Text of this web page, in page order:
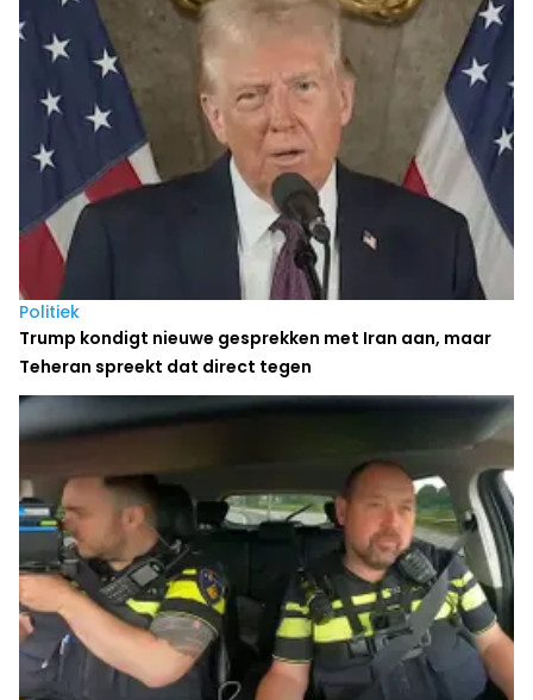
Politiek
Trump kondigt nieuwe gesprekken met Iran aan, maar
Teheran spreekt dat direct tegen